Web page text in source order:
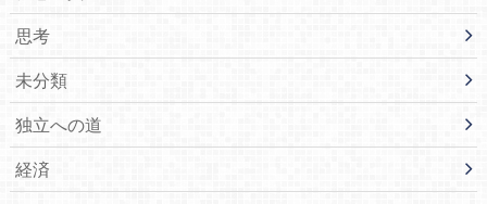
思考
未分類
独立への道
経済